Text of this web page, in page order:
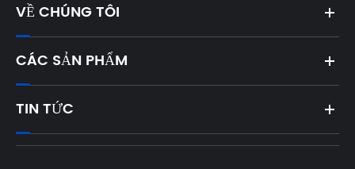
VỀ CHÚNG TÔI
CÁC SẢN PHẨM
TIN TỨC